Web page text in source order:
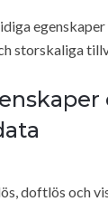
storskaliga
doftlös och